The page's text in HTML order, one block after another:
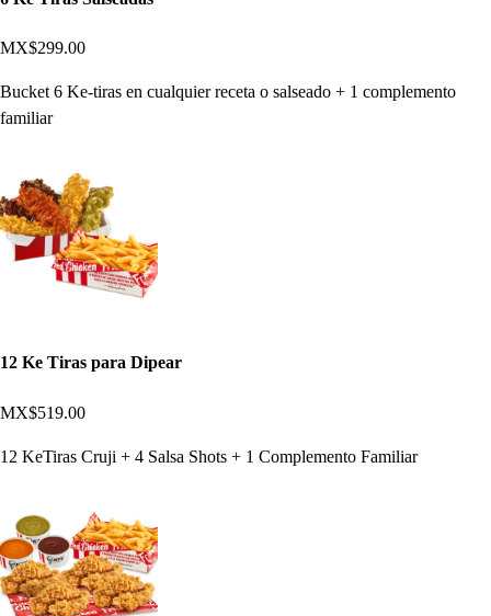
MX$299.00
Bucket 6 Ke-tiras en cualquier receta o salseado + 1 complemento
familiar
12 Ke Tiras para Dipear
MX$519.00
12 KeTiras Cruji + 4 Salsa Shots + 1 Complemento Familiar